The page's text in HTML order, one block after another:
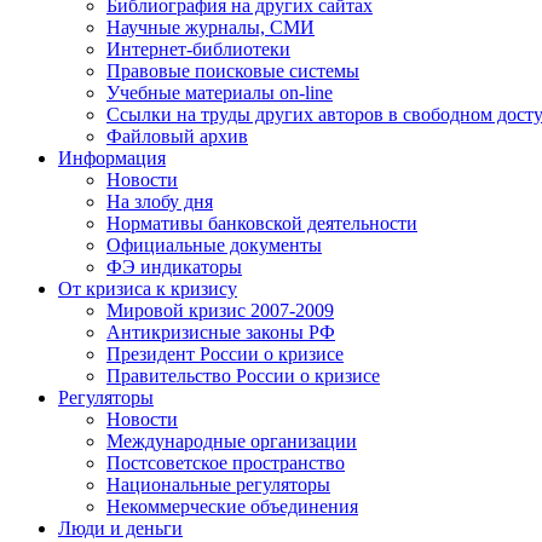
Библиография на других сайтах
Научные журналы, СМИ
Интернет-библиотеки
Правовые поисковые системы
Учебные материалы on-line
Ссылки на труды других авторов в свободном
Файловый архив
Информация
Новости
На злобу дня
Нормативы банковской деятельности
Официальные документы
ФЭ индикаторы
От кризиса к кризису
Мировой кризис 2007-2009
Антикризисные законы РФ
Президент России о кризисе
Правительство России о кризисе
Регуляторы
Новости
Международные организации
Постсоветское пространство
Национальные регуляторы
Некоммерческие объединения
Люди и деньги